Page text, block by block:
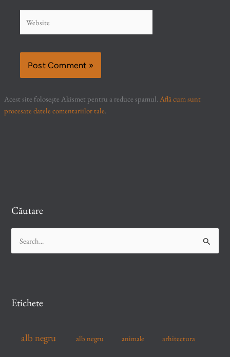
Acest site folosește Akismet pentru a reduce spamul.Află cum sunt
procesate datele comentariilor tale.
Căutare
e
h
Etichete
alb negru alb negru animale arhitectura